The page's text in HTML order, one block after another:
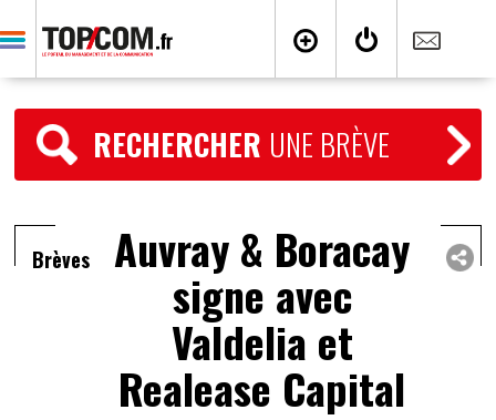
RECHERCHER UNE BRÈVE
Brèves Auvray & Boracay
signe avec
Valdelia et
Realease Capital